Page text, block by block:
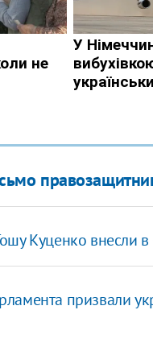
Куценко внесли
призвали